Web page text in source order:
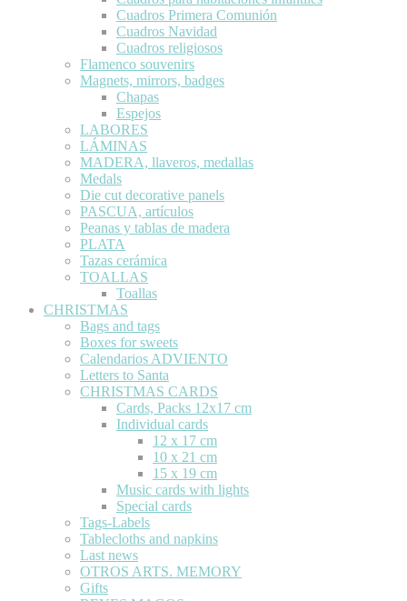
Cuadros Primera Comunión
Cuadros Navidad
Cuadros religiosos
Flamenco souvenirs
Magnets, mirrors, badges
Chapas
Espejos
LABORES
LÁMINAS
MADERA, llaveros, medallas
Medals
Die cut decorative panels
PASCUA, artículos
Peanas y tablas de madera
PLATA
Tazas cerámica
TOALLAS
Toallas
CHRISTMAS
Bags and tags
Boxes for sweets
Calendarios ADVIENTO
Letters to Santa
CHRISTMAS CARDS
Cards, Packs 12x17 cm
Individual cards
12 x 17 cm
10 x 21 cm
15 x 19 cm
Music cards with lights
Special cards
Tags-Labels
Tablecloths and napkins
Last news
OTROS ARTS. MEMORY
Gifts